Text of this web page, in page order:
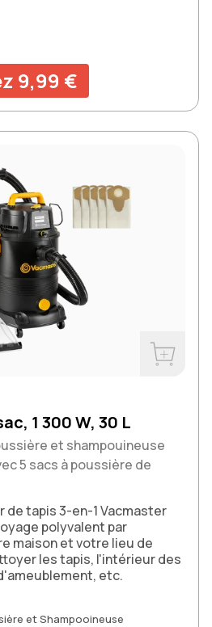
9,99 €
1 300 W, 30 L
et shampouineuse
5 sacs à poussière de
de tapis 3-en-1 Vacmaster
polyvalent par
maison et votre lieu de
les tapis, l'intérieur des
etc.
et Shampooineuse